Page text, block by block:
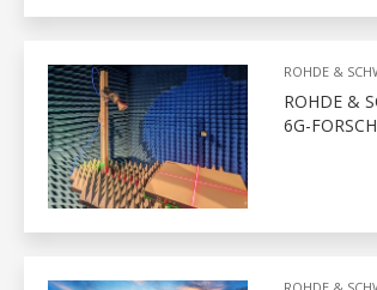
ROHDE &
ROHDE &
6G-